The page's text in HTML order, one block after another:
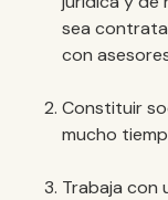
sea
con
Constituir
mucho
Trabaja con